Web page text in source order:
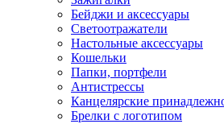
Бейджи и аксессуары
Светоотражатели
Настольные аксессуары
Кошельки
Папки, портфели
Антистрессы
Канцелярские
Брелки с логотипом